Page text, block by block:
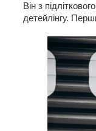
Він з
детейлінгу.